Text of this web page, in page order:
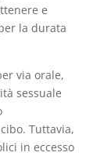
e
la durata
via orale,
sessuale
Tuttavia,
in eccesso